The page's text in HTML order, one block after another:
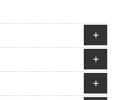
+
+
+